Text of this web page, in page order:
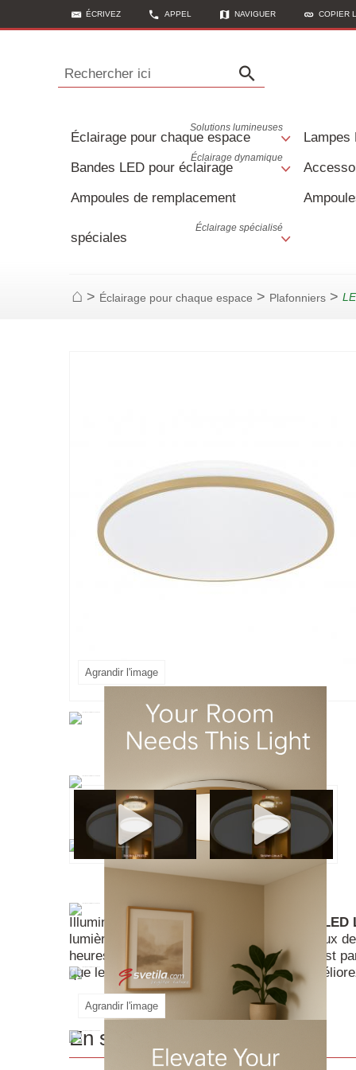
ÉCRIVEZ APPEL NAVIGUER COPIER
Rechercher ici
Éclairage pour chaque espace
Solutions lumineuses
Lampes
Bandes LED pour éclairage
Éclairage dynamique
Ampoules de remplacement
spéciales
Éclairage spécialisé
Page d'accueil
> Éclairage pour chaque espace > Plafonniers >
Agrandir l'image
Agrandir l'image
Illuminez votre espace avec le LED
lumière blanche neutre avec un flux lumineux
heures, ce luminaire économe en énergie est
que le pilote inclus facilite l'installation.
En savoir plus